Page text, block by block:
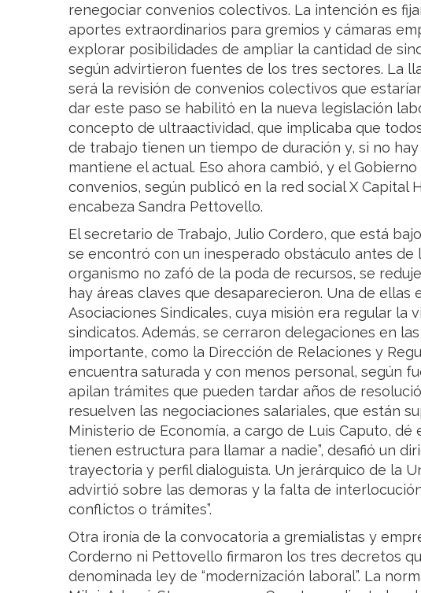
renegociar convenios colectivos. La intención es
aportes extraordinarios para gremios y cámaras
explorar posibilidades de ampliar la cantidad de
según advirtieron fuentes de los tres sectores. La
será la revisión de convenios colectivos que
dar este paso se habilitó en la nueva legislación
concepto de ultraactividad, que implicaba que
de trabajo tienen un tiempo de duración y, si no
mantiene el actual. Eso ahora cambió, y el
convenios, según publicó en la red social X Capital
encabeza Sandra Pettovello.
El secretario de Trabajo, Julio Cordero, que está
se encontró con un inesperado obstáculo antes de
organismo no zafó de la poda de recursos, se
hay áreas claves que desaparecieron. Una de ellas
Asociaciones Sindicales, cuya misión era regular la
sindicatos. Además, se cerraron delegaciones en
importante, como la Dirección de Relaciones y
encuentra saturada y con menos personal, según
apilan trámites que pueden tardar años de
resuelven las negociaciones salariales, que están
Ministerio de Economía, a cargo de Luis Caputo, dé
tienen estructura para llamar a nadie”, desafió un
trayectoria y perfil dialoguista. Un jerárquico de la
advirtió sobre las demoras y la falta de
conflictos o trámites”.
Otra ironía de la convocatoria a gremialistas y
Corderno ni Pettovello firmaron los tres decretos
denominada ley de “modernización laboral”. La